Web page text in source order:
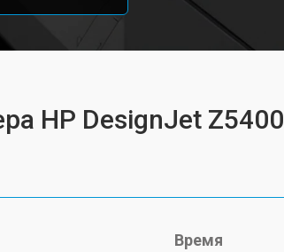
HP DesignJet Z5400
Время